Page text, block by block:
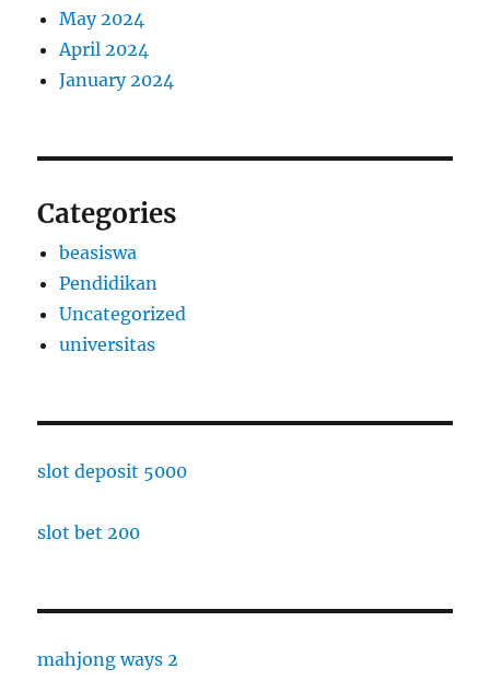
May 2024
April 2024
January 2024
Categories
beasiswa
Pendidikan
Uncategorized
universitas
slot deposit 5000
slot bet 200
mahjong ways 2